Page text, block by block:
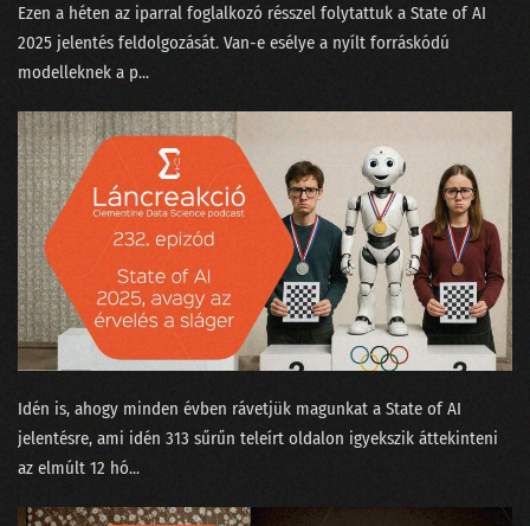
Ezen a héten az iparral foglalkozó résszel folytattuk a ⁠State of AI
2025⁠ jelentés feldolgozását. Van-e esélye a nyílt forráskódú
modelleknek a p...
Idén is, ahogy minden évben rávetjük magunkat a ⁠State of AI⁠
jelentésre, ami idén 313 sűrűn teleírt oldalon igyekszik áttekinteni
az elmúlt 12 hó...